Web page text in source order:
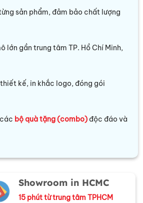
sản phẩm, đảm bảo chất lượng
lớn gần trung tâm TP. Hồ Chí Minh,
kế, in khắc logo, đóng gói
bộ quà tặng (combo) độc đáo và
Showroom in HCMC
15 phút từ trung tâm TPHCM